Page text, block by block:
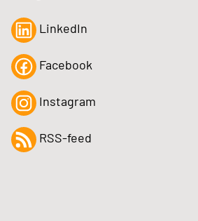
LinkedIn
Facebook
Instagram
RSS-feed